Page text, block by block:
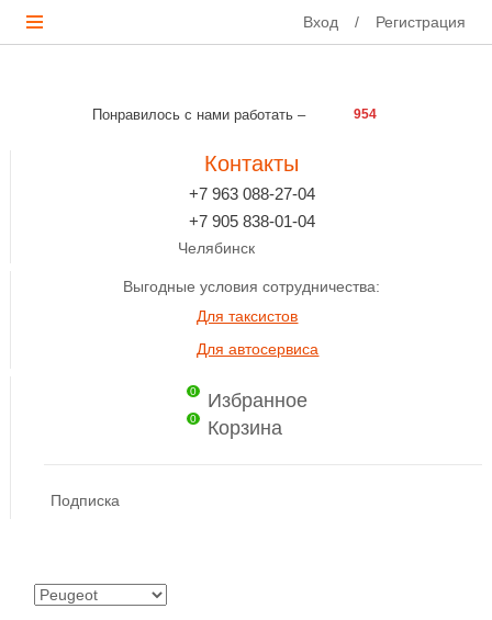
Вход / Регистрация
Понравилось с нами работать – 954
Контакты
+7 963 088-27-04
+7 905 838-01-04
Челябинск
Выгодные условия сотрудничества:
Для таксистов
Для автосервиса
0 Избранное
0 Корзина
Подписка